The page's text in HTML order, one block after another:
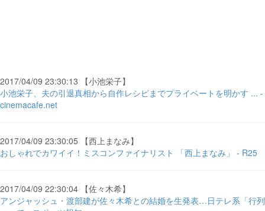
2017/04/09 23:30:13 【小池栄子】
小池栄子、夫の引退真相から自作レシピまでプライベートを明かす ... -
cinemacafe.net
2017/04/09 23:30:05 【西上まなみ】
おしゃれでカワイイ！ミスコンファイナリスト 「西上まなみ」 - R25
2017/04/09 22:30:04 【佐々木希】
アンジャッシュ・渡部建が佐々木希との結婚を生発表…日テレ系「行列